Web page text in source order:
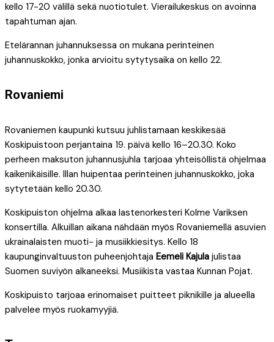
kello 17-20 välillä sekä nuotiotulet. Vierailukeskus on avoinna
tapahtuman ajan.
Etelärannan juhannuksessa on mukana perinteinen
juhannuskokko, jonka arvioitu sytytysaika on kello 22.
Rovaniemi
Rovaniemen kaupunki kutsuu juhlistamaan keskikesää
Koskipuistoon perjantaina 19. päivä kello 16–20.30. Koko
perheen maksuton juhannusjuhla tarjoaa yhteisöllistä ohjelmaa
kaikenikäisille. Illan huipentaa perinteinen juhannuskokko, joka
sytytetään kello 20.30.
Koskipuiston ohjelma alkaa lastenorkesteri Kolme Variksen
konsertilla. Alkuillan aikana nähdään myös Rovaniemellä asuvien
ukrainalaisten muoti- ja musiikkiesitys. Kello 18
kaupunginvaltuuston puheenjohtaja Eemeli Kajula julistaa
Suomen suviyön alkaneeksi. Musiikista vastaa Kunnan Pojat.
Koskipuisto tarjoaa erinomaiset puitteet piknikille ja alueella
palvelee myös ruokamyyjiä.